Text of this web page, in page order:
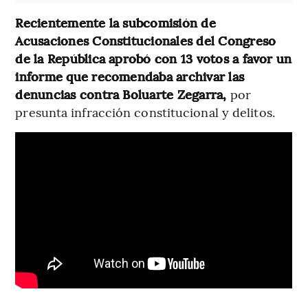
Recientemente la subcomisión de
Acusaciones Constitucionales del Congreso
de la República aprobó con 13 votos a favor un
informe que recomendaba archivar las
denuncias contra Boluarte Zegarra, por
presunta infracción constitucional y delitos.